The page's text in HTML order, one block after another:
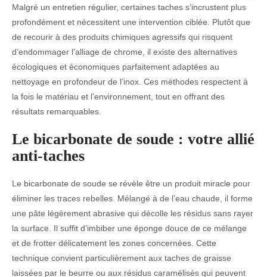
Malgré un entretien régulier, certaines taches s’incrustent plus
profondément et nécessitent une intervention ciblée. Plutôt que
de recourir à des produits chimiques agressifs qui risquent
d’endommager l’alliage de chrome, il existe des alternatives
écologiques et économiques parfaitement adaptées au
nettoyage en profondeur de l’inox. Ces méthodes respectent à
la fois le matériau et l’environnement, tout en offrant des
résultats remarquables.
Le bicarbonate de soude : votre allié
anti-taches
Le bicarbonate de soude se révèle être un produit miracle pour
éliminer les traces rebelles. Mélangé à de l’eau chaude, il forme
une pâte légèrement abrasive qui décolle les résidus sans rayer
la surface. Il suffit d’imbiber une éponge douce de ce mélange
et de frotter délicatement les zones concernées. Cette
technique convient particulièrement aux taches de graisse
laissées par le beurre ou aux résidus caramélisés qui peuvent